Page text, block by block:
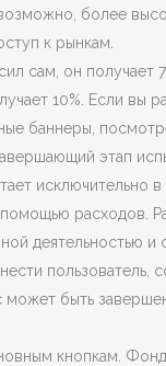
более
к рынкам.
сам, он
10%. Если вы
баннеры,
этап
исключительно
расходов.
деятельностью и
пользователь,
может быть
кнопкам.